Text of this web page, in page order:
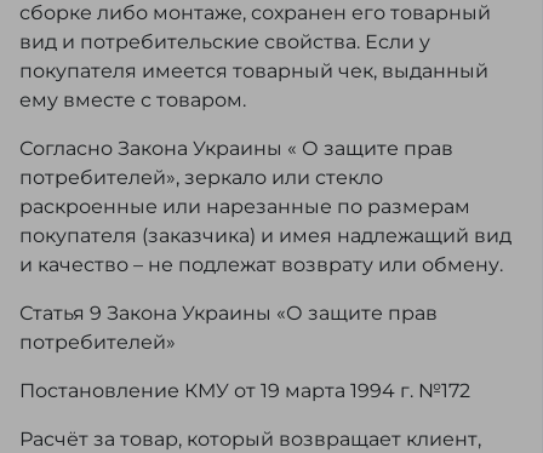
сборке либо монтаже, сохранен его товарный
вид и потребительские свойства. Если у
покупателя имеется товарный чек, выданный
ему вместе с товаром.
Согласно Закона Украины « О защите прав
потребителей», зеркало или стекло
раскроенные или нарезанные по размерам
покупателя (заказчика) и имея надлежащий вид
и качество – не подлежат возврату или обмену.
Статья 9 Закона Украины «О защите прав
потребителей»
Постановление КМУ от 19 марта 1994 г. №172
Расчёт за товар, который возвращает клиент,